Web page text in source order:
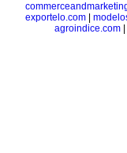
exportelo.com
agroindice.com